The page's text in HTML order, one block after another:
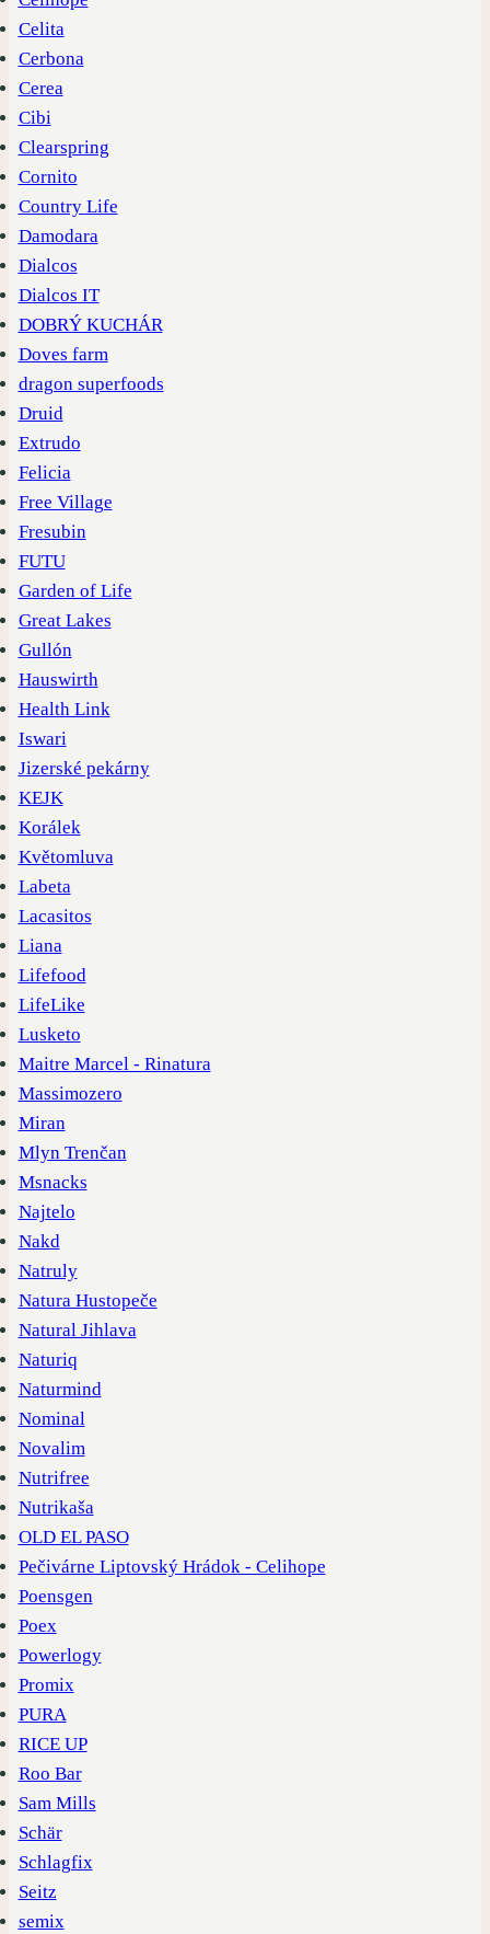
Celita
Cerbona
Cerea
Cibi
Clearspring
Cornito
Country Life
Damodara
Dialcos
Dialcos IT
DOBRÝ KUCHÁR
Doves farm
dragon superfoods
Druid
Extrudo
Felicia
Free Village
Fresubin
FUTU
Garden of Life
Great Lakes
Gullón
Hauswirth
Health Link
Iswari
Jizerské pekárny
KEJK
Korálek
Květomluva
Labeta
Lacasitos
Liana
Lifefood
LifeLike
Lusketo
Maitre Marcel - Rinatura
Massimozero
Miran
Mlyn Trenčan
Msnacks
Najtelo
Nakd
Natruly
Natura Hustopeče
Natural Jihlava
Naturiq
Naturmind
Nominal
Novalim
Nutrifree
Nutrikaša
OLD EL PASO
Pečivárne Liptovský Hrádok - Celihope
Poensgen
Poex
Powerlogy
Promix
PURA
RICE UP
Roo Bar
Sam Mills
Schär
Schlagfix
Seitz
semix